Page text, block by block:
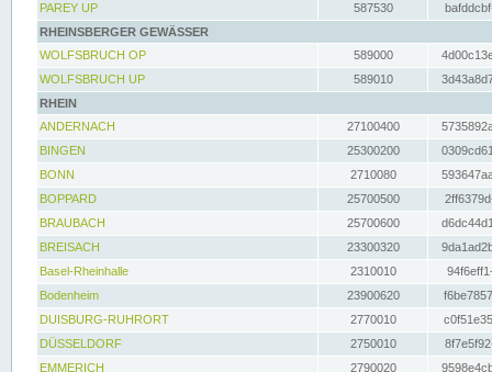
PAREY UP
587530
RHEINSBERGER GEWÄSSER
WOLFSBRUCH OP
589000
WOLFSBRUCH UP
589010
RHEIN
ANDERNACH
27100400
BINGEN
25300200
BONN
2710080
BOPPARD
25700500
BRAUBACH
25700600
BREISACH
23300320
Basel-Rheinhalle
2310010
Bodenheim
23900620
DUISBURG-RUHRORT
2770010
DÜSSELDORF
2750010
EMMERICH
2790020